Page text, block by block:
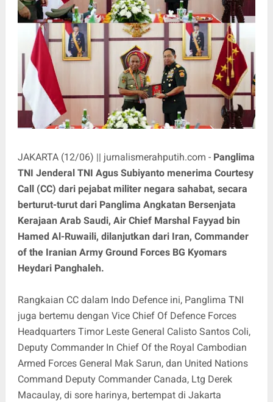
JAKARTA (12/06) || jurnalismerahputih.com - Panglima
TNI Jenderal TNI Agus Subiyanto menerima Courtesy
Call (CC) dari pejabat militer negara sahabat, secara
berturut-turut dari Panglima Angkatan Bersenjata
Kerajaan Arab Saudi, Air Chief Marshal Fayyad bin
Hamed Al-Ruwaili, dilanjutkan dari Iran, Commander
of the Iranian Army Ground Forces BG Kyomars
Heydari Panghaleh.
Rangkaian CC dalam Indo Defence ini, Panglima TNI
juga bertemu dengan Vice Chief Of Defence Forces
Headquarters Timor Leste General Calisto Santos Coli,
Deputy Commander In Chief Of the Royal Cambodian
Armed Forces General Mak Sarun, dan United Nations
Command Deputy Commander Canada, Ltg Derek
Macaulay, di sore harinya, bertempat di Jakarta